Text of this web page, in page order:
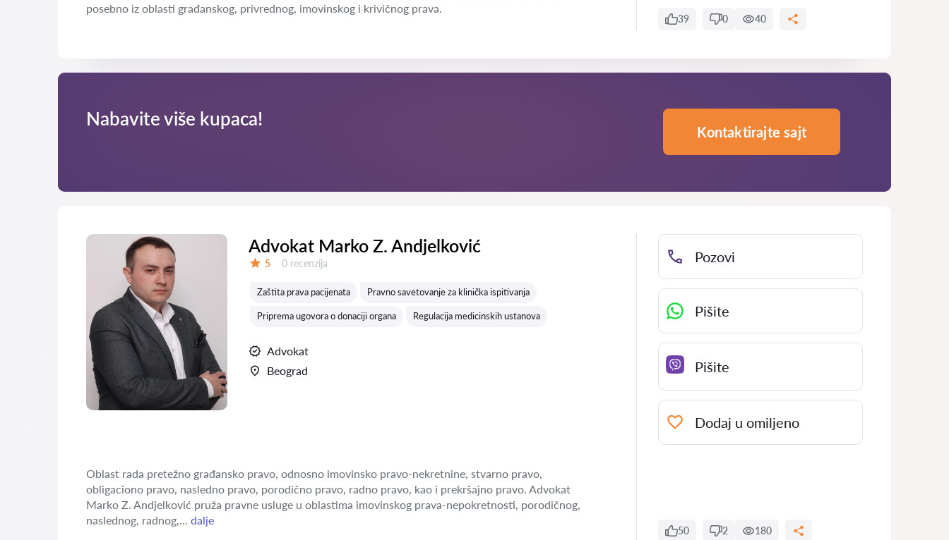
posebno iz oblasti građanskog, privrednog, imovinskog i krivičnog prava.
39 0 40
Nabavite više kupaca!
Kontaktirajte sajt
Advokat Marko Z. Andjelković
5 Recenzija:
0 recenzija
Zaštita prava pacijenata Pravno savetovanje za klinička ispitivanja
Priprema ugovora o donaciji organa Regulacija medicinskih ustanova
Advokat
Beograd
Oblast rada pretežno građansko pravo, odnosno imovinsko pravo-nekretnine, stvarno pravo,
obligaciono pravo, nasledno pravo, porodično pravo, radno pravo, kao i prekršajno pravo. Advokat
Marko Z. Andjelković pruža pravne usluge u oblastima imovinskog prava-nepokretnosti, porodičnog,
naslednog, radnog,... dalje
Pozovi
Pišite
Pišite
Dodaj u omiljeno
50 2 180